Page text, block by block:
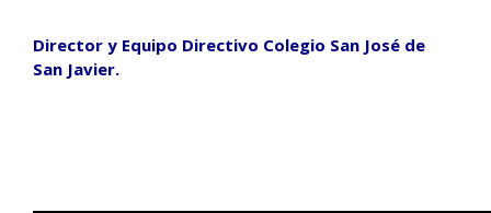
Director y Equipo Directivo Colegio San José de
San Javier.